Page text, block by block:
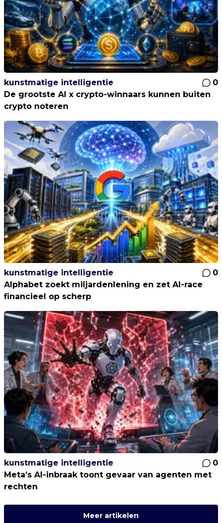
kunstmatige intelligentie
0
De grootste AI x crypto-winnaars kunnen buiten
crypto noteren
kunstmatige intelligentie
0
Alphabet zoekt miljardenlening en zet AI-race
financieel op scherp
kunstmatige intelligentie
0
Meta’s AI-inbraak toont gevaar van agenten met
rechten
Meer artikelen